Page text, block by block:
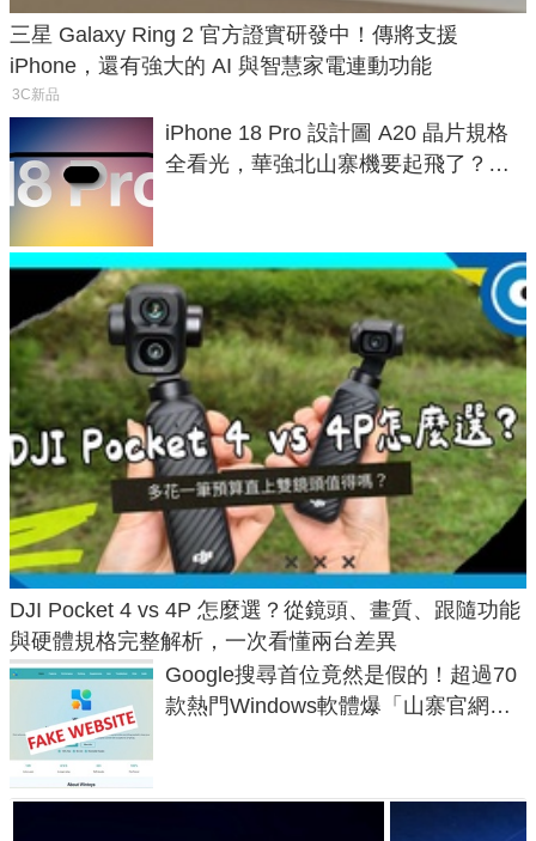
三星 Galaxy Ring 2 官方證實研發中！傳將支援
iPhone，還有強大的 AI 與智慧家電連動功能
3C新品
iPhone 18 Pro 設計圖 A20 晶片規格
全看光，華強北山寨機要起飛了？專
DJI Pocket 4 vs 4P 怎麼選？從鏡頭、畫質、跟隨功能
與硬體規格完整解析，一次看懂兩台差異
Google搜尋首位竟然是假的！超過70
款熱門Windows軟體爆「山寨官網」